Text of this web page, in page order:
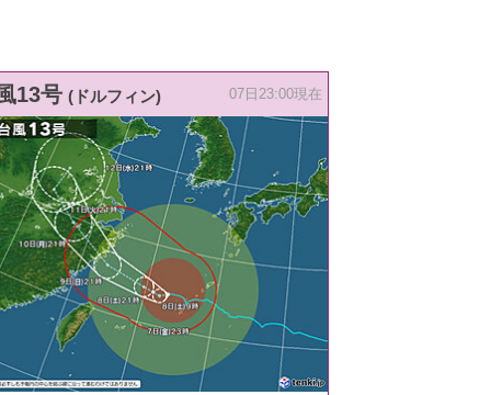
13号 (ドルフィン) 07日23:00現在